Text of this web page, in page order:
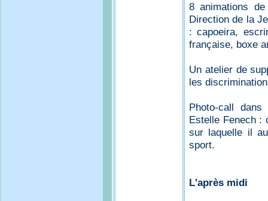
8 animations
Direction de la
: capoeira,
française, boxe
Un atelier de
les
Photo-call
Estelle Fenech :
sur laquelle il
sport.
L'après midi